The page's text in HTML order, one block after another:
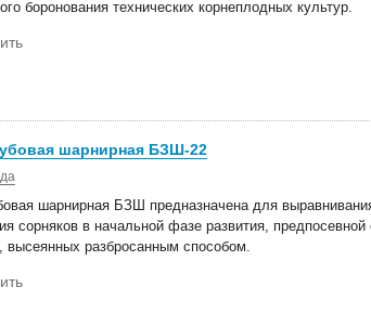
боронования технических корнеплодных культур.
шарнирная БЗШ-22
шарнирная БЗШ предназначена для
сорняков в начальной фазе развития,
высеянных разбросанным способом.